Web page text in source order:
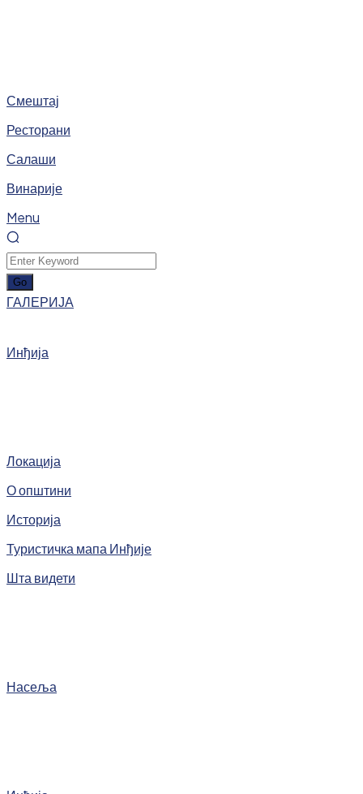
Смештај
Ресторани
Салаши
Винарије
Menu
ГАЛЕРИЈА
Инђија
Локација
О општини
Историја
Туристичка мапа Инђије
Шта видети
Насеља